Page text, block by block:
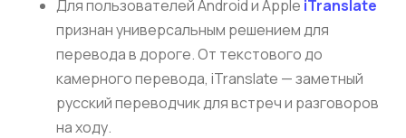
Для пользователей Android и Apple iTranslate
признан универсальным решением для
перевода в дороге. От текстового до
камерного перевода, iTranslate — заметный
русский переводчик для встреч и разговоров
на ходу.